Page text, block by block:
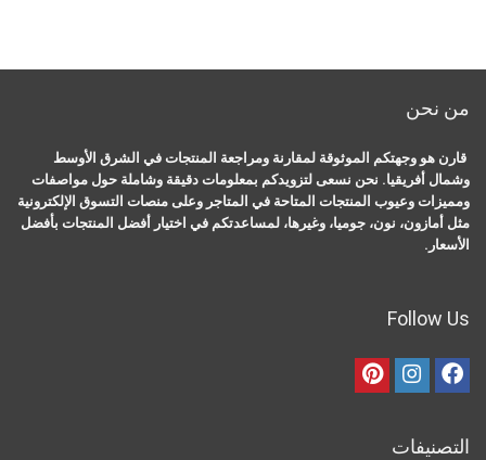
من نحن
قارن هو وجهتكم الموثوقة لمقارنة ومراجعة المنتجات في الشرق الأوسط
وشمال أفريقيا. نحن نسعى لتزويدكم بمعلومات دقيقة وشاملة حول مواصفات
ومميزات وعيوب المنتجات المتاحة في المتاجر وعلى منصات التسوق الإلكترونية
مثل أمازون، نون، جوميا، وغيرها، لمساعدتكم في اختيار أفضل المنتجات بأفضل
الأسعار.
Follow Us
التصنيفات